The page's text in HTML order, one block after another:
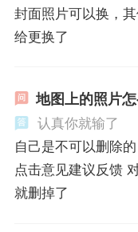
封面照片可以换，
给更换了
地图上的照片
认真你就输了
自己是不可以删除
点击意见建议反馈
就删掉了